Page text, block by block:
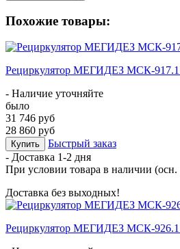
Похожие товары:
Рециркулятор МЕГИДЕЗ МСК-917.1
- Наличие уточняйте
было
31 746 руб
28 860 руб
Купить
Быстрый заказ
- Доставка 1-2 дня
При условии товара в наличии (осн.
Доставка без выходных!
Рециркулятор МЕГИДЕЗ МСК-926.1